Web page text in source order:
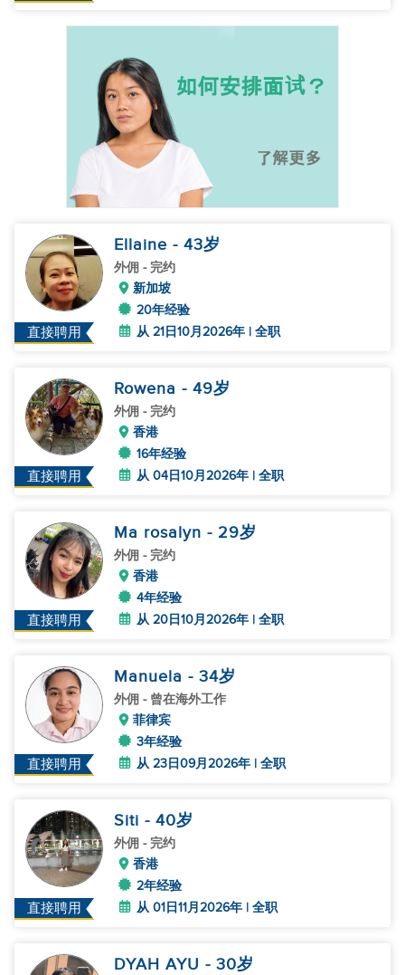
直接聘用
Ellaine - 43岁
外佣 - 完约
新加坡
20年经验
从 21日10月2026年 | 全职
直接聘用
Rowena - 49岁
外佣 - 完约
香港
16年经验
从 04日10月2026年 | 全职
直接聘用
Ma rosalyn - 29岁
外佣 - 完约
香港
4年经验
从 20日10月2026年 | 全职
直接聘用
Manuela - 34岁
外佣 - 曾在海外工作
菲律宾
3年经验
从 23日09月2026年 | 全职
直接聘用
Siti - 40岁
外佣 - 完约
香港
2年经验
从 01日11月2026年 | 全职
DYAH AYU - 30岁